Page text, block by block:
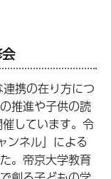
携の在り方につ
推進や子供の読
しています。令
ンネル」による
。帝京大学教育